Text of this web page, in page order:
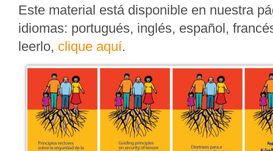
Este material está disponible en nuestra
idiomas: portugués, inglés, español,
leerlo, clique aquí.